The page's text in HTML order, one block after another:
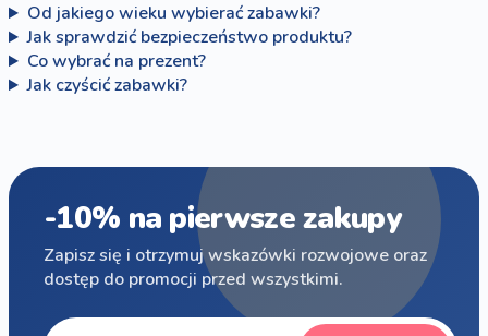
Od jakiego wieku wybierać zabawki?
Jak sprawdzić bezpieczeństwo produktu?
Co wybrać na prezent?
Jak czyścić zabawki?
-10% na pierwsze zakupy
Zapisz się i otrzymuj wskazówki rozwojowe oraz
dostęp do promocji przed wszystkimi.